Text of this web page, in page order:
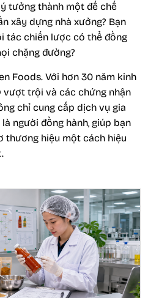
tưởng thành một đế chế
xây dựng nhà xưởng? Bạn
tác chiến lược có thể đồng
chặng đường?
Foods. Với hơn 30 năm kinh
vượt trội và các chứng nhận
chỉ cung cấp dịch vụ gia
người đồng hành, giúp bạn
thương hiệu một cách hiệu